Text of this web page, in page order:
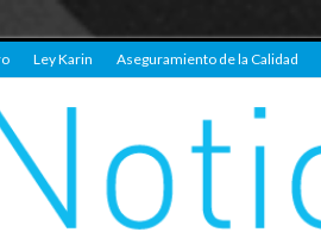
Ley Karin Aseguramiento de la Calidad